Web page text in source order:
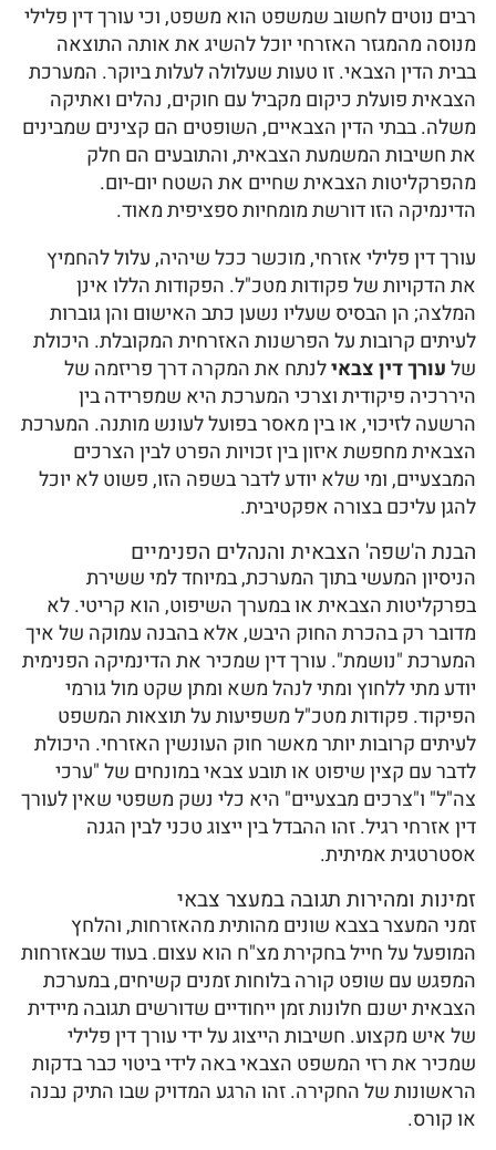
רבים נוטים לחשוב שמשפט הוא משפט, וכי עורך דין פלילי
מנוסה מהמגזר האזרחי יוכל להשיג את אותה התוצאה
בבית הדין הצבאי. זו טעות שעלולה לעלות ביוקר. המערכת
הצבאית פועלת כיקום מקביל עם חוקים, נהלים ואתיקה
משלה. בבתי הדין הצבאיים, השופטים הם קצינים שמבינים
את חשיבות המשמעת הצבאית, והתובעים הם חלק
מהפרקליטות הצבאית שחיים את השטח יום-יום.
הדינמיקה הזו דורשת מומחיות ספציפית מאוד.
עורך דין פלילי אזרחי, מוכשר ככל שיהיה, עלול להחמיץ
את הדקויות של פקודות מטכ"ל. הפקודות הללו אינן
המלצה; הן הבסיס שעליו נשען כתב האישום והן גוברות
לעיתים קרובות על הפרשנות האזרחית המקובלת. היכולת
שלעורך דין צבאילנתח את המקרה דרך פריזמה של
היררכיה פיקודית וצרכי המערכת היא שמפרידה בין
הרשעה לזיכוי, או בין מאסר בפועל לעונש מותנה. המערכת
הצבאית מחפשת איזון בין זכויות הפרט לבין הצרכים
המבצעיים, ומי שלא יודע לדבר בשפה הזו, פשוט לא יוכל
להגן עליכם בצורה אפקטיבית.
הבנת ה'שפה' הצבאית והנהלים הפנימיים
הניסיון המעשי בתוך המערכת, במיוחד למי ששירת
בפרקליטות הצבאית או במערך השיפוט, הוא קריטי. לא
מדובר רק בהכרת החוק היבש, אלא בהבנה עמוקה של איך
המערכת "נושמת". עורך דין שמכיר את הדינמיקה הפנימית
יודע מתי ללחוץ ומתי לנהל משא ומתן שקט מול גורמי
הפיקוד. פקודות מטכ"ל משפיעות על תוצאות המשפט
לעיתים קרובות יותר מאשר חוק העונשין האזרחי. היכולת
לדבר עם קצין שיפוט או תובע צבאי במונחים של "ערכי
צה"ל" ו"צרכים מבצעיים" היא כלי נשק משפטי שאין לעורך
דין אזרחי רגיל. זהו ההבדל בין ייצוג טכני לבין הגנה
אסטרטגית אמיתית.
זמינות ומהירות תגובה במעצר צבאי
זמני המעצר בצבא שונים מהותית מהאזרחות, והלחץ
המופעל על חייל בחקירת מצ"ח הוא עצום. בעוד שבאזרחות
המפגש עם שופט קורה בלוחות זמנים קשיחים, במערכת
הצבאית ישנם חלונות זמן ייחודיים שדורשים תגובה מיידית
של איש מקצוע. חשיבות הייצוג על ידי עורך דין פלילי
שמכיר את רזי המשפט הצבאי באה לידי ביטוי כבר בדקות
הראשונות של החקירה. זהו הרגע המדויק שבו התיק נבנה
או קורס.